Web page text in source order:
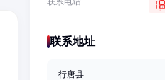
联系地址
行唐县